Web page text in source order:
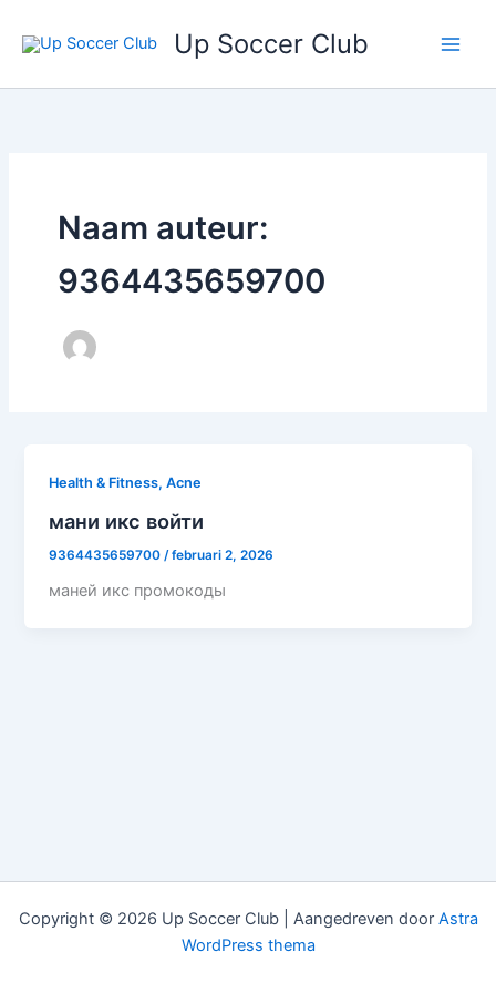
naar
inhoud
Up Soccer Club
Naam auteur:
9364435659700
Health & Fitness, Acne
мани икс войти
9364435659700 /februari 2, 2026
маней икс промокоды
Copyright © 2026 Up Soccer Club | Aangedreven door Astra
WordPress thema